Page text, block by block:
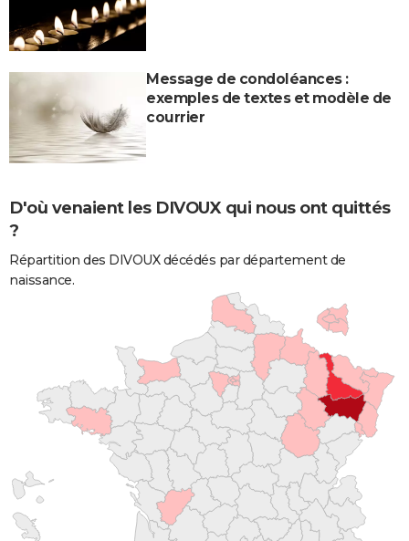
Message de condoléances :
exemples de textes et modèle de
courrier
D'où venaient les DIVOUX qui nous ont quittés
?
Répartition des DIVOUX décédés par département de
naissance.